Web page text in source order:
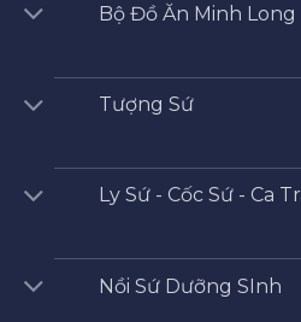
Bộ Đồ Ăn Minh Long
Tượng Sứ
Ly Sứ - Cốc Sứ - Ca
Nồi Sứ Dưỡng SInh